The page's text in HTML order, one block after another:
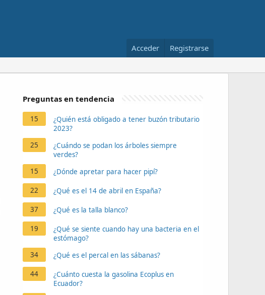
Acceder Registrarse
Preguntas en tendencia
15
¿Quién está obligado a tener buzón tributario
2023?
25
¿Cuándo se podan los árboles siempre
verdes?
15
¿Dónde apretar para hacer pipí?
22 ¿Qué es el 14 de abril en España?
37 ¿Qué es la talla blanco?
19
¿Qué se siente cuando hay una bacteria en el
estómago?
34
¿Qué es el percal en las sábanas?
44
¿Cuánto cuesta la gasolina Ecoplus en
Ecuador?